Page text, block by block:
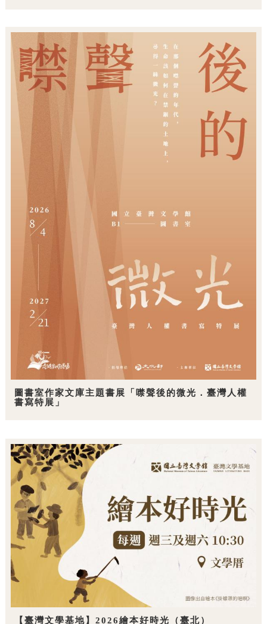
圖書室作家文庫主題書展「噤聲後的微光．臺灣人權
書寫特展」
【臺灣文學基地】2026繪本好時光（臺北）